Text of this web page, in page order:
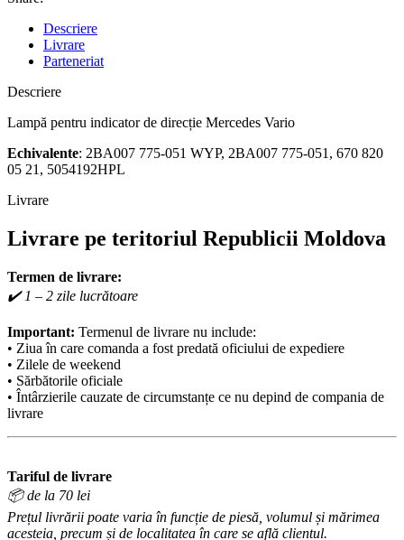
Descriere
Livrare
Parteneriat
Descriere
Lampă pentru indicator de direcție Mercedes Vario
Echivalente: 2BA007 775-051 WYP, 2BA007 775-051, 670 820
05 21, 5054192HPL
Livrare
Livrare pe teritoriul Republicii Moldova
Termen de livrare:
✔️ 1 – 2 zile lucrătoare
Important: Termenul de livrare nu include:
• Ziua în care comanda a fost predată oficiului de expediere
• Zilele de weekend
• Sărbătorile oficiale
• Întârzierile cauzate de circumstanțe ce nu depind de compania de
livrare
Tariful de livrare
📦 de la 70 lei
Prețul livrării poate varia în funcție de piesă, volumul și mărimea
acesteia, precum și de localitatea în care se află clientul.